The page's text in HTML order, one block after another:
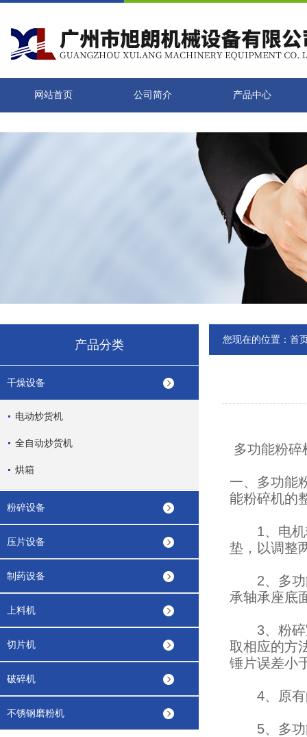
网站首页 公司简介 产品中心
产品分类
干燥设备
电动炒货机
全自动炒货机
烘箱
粉碎设备
压片设备
制药设备
上料机
切片机
破碎机
不锈钢磨粉机
您现在的位置： 首
多功能粉碎
一、多功能
能粉碎机的
1、电机转
垫，以调整
2、多功能
承轴承座底
3、粉碎室
取相应的方
锤片误差小
4、原有的
5、多功能